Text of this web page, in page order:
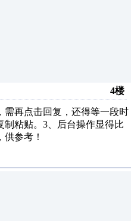
4楼
需再点击回复，还得等一段时
粘贴。3、后台操作显得比
参考！